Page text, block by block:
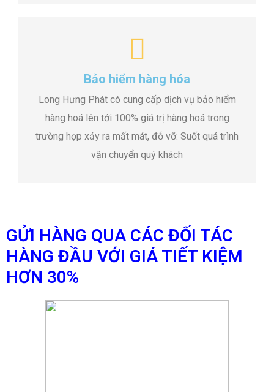
Bảo hiểm hàng hóa
Long Hưng Phát có cung cấp dịch vụ bảo hiểm
hàng hoá lên tới 100% giá trị hàng hoá trong
trường hợp xảy ra mất mát, đỗ vỡ. Suốt quá trình
vận chuyển quý khách
GỬI HÀNG QUA CÁC ĐỐI TÁC
HÀNG ĐẦU VỚI GIÁ TIẾT KIỆM
HƠN 30%